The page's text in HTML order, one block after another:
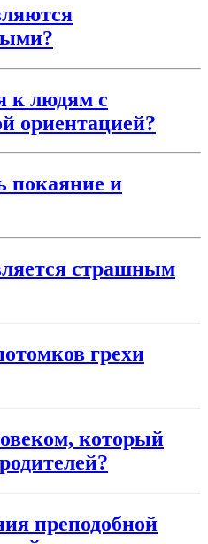
к людям с
ориентацией?
покаяние и
страшным
грехи
который
преподобной